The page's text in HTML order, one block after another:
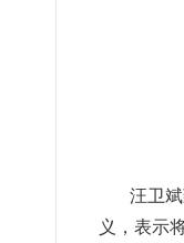
汪卫
义，表示